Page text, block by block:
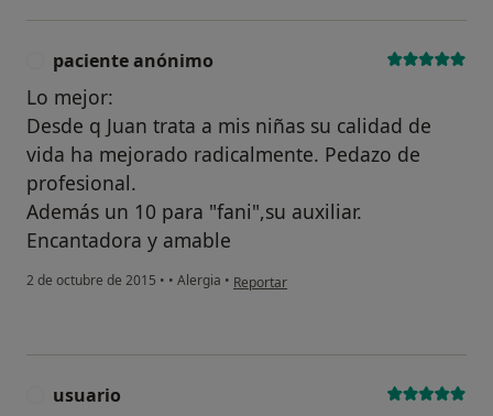
paciente anónimo
Lo mejor:
Desde q Juan trata a mis niñas su calidad de
vida ha mejorado radicalmente. Pedazo de
profesional.
Además un 10 para "fani",su auxiliar.
Encantadora y amable
2 de octubre de 2015 • • Alergia • en opinión del usuario paciente anónimo
Reportar
usuario